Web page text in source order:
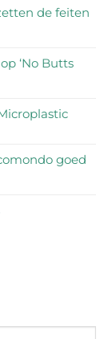
de feiten
‘No Butts
goed